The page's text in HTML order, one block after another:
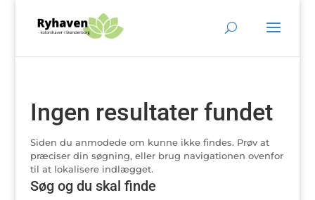
Ingen resultater fundet
Siden du anmodede om kunne ikke findes. Prøv at
præciser din søgning, eller brug navigationen ovenfor
til at lokalisere indlægget.
Søg og du skal finde